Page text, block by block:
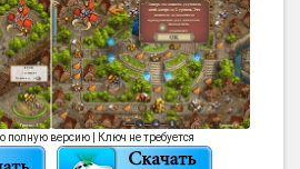
полную версию | Ключ не требуется